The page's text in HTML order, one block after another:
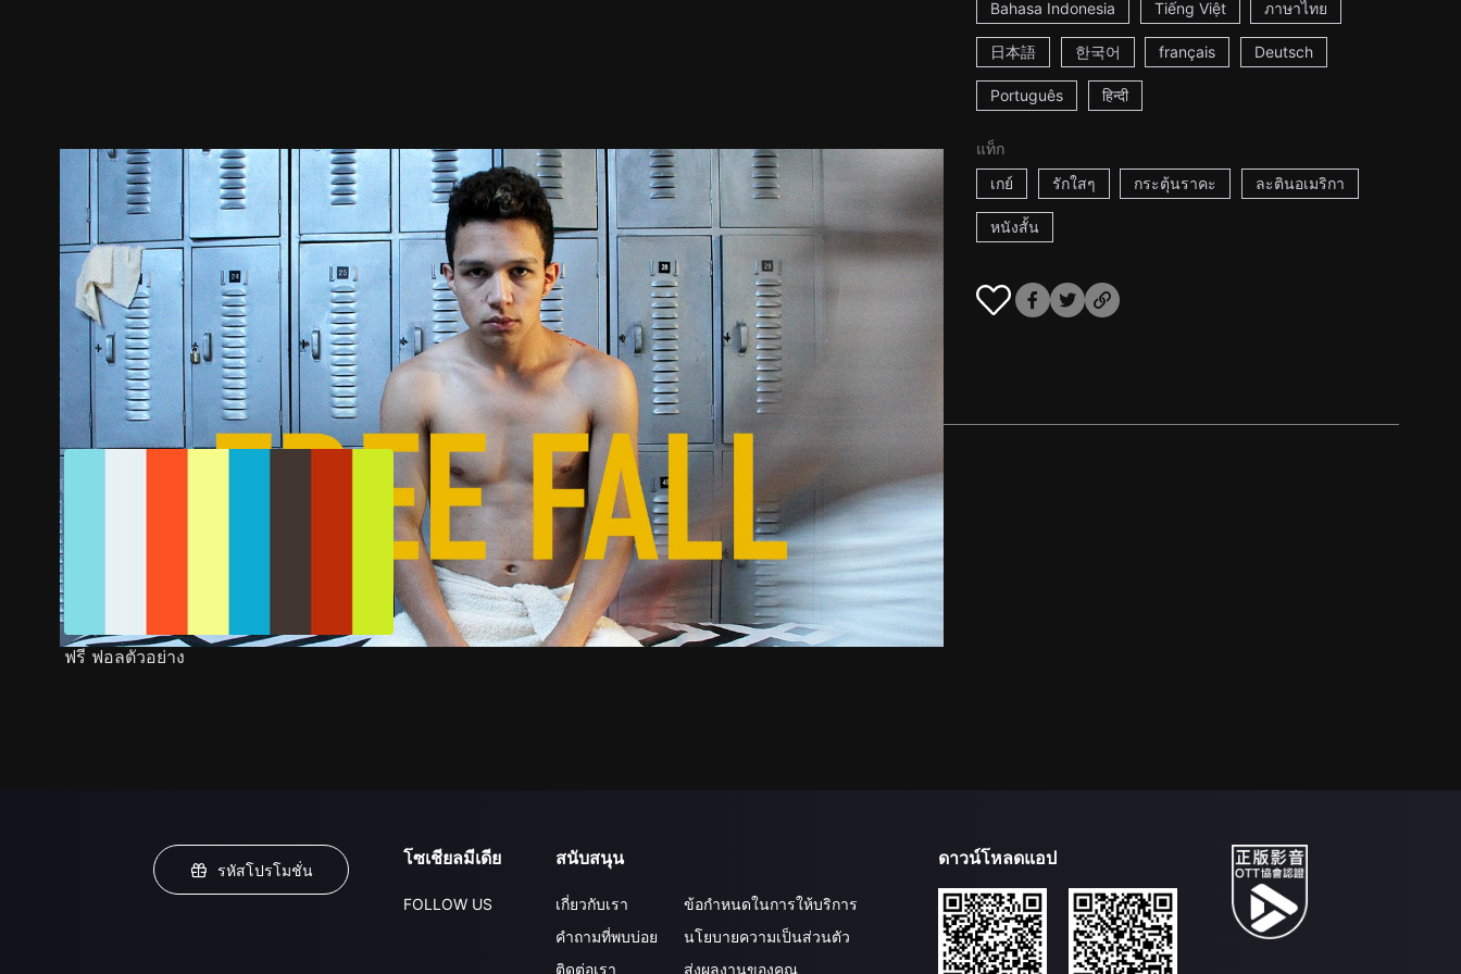
Bahasa Indonesia Tiếng Việt ภาษาไทย
日本語 한국어 français Deutsch
Português हिन्दी
แท็ก
เกย์
รักใสๆ กระตุ้นราคะ ละตินอเมริกา
หนังสั้น
ตัวอย่าง ภาพนิ่ง เนื้อหาที่แนะนำ รายละเอียด
ฟรี ฟอลตัวอย่าง
รหัสโปรโมชั่น
โซเชียลมีเดีย
FOLLOW US
สนับสนุน
เกี่ยวกับเรา
คำถามที่พบบ่อย
ติดต่อเรา
ข้อกำหนดในการให้บริการ
นโยบายความเป็นส่วนตัว
ส่งผลงานของคุณ
ดาวน์โหลดแอป